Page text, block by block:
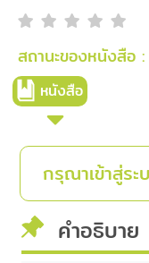
สถานะของหนังสือ :
หนังสือ
กรุณาเข้าสู่ระ
คำอธิบาย